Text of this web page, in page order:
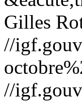
Gilles
//
//